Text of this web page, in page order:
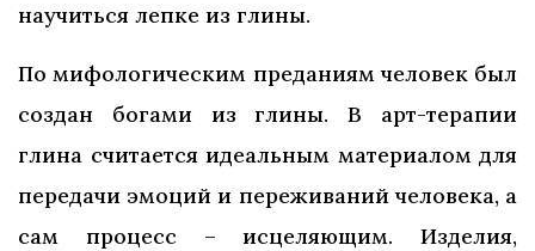
научиться лепке из глины.
По мифологическим преданиям человек был
создан богами из глины. В арт-терапии
глина считается идеальным материалом для
передачи эмоций и переживаний человека, а
сам процесс – исцеляющим. Изделия,